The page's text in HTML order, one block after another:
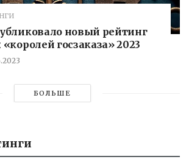
новый рейтинг
госзаказа» 2023
БОЛЬШЕ